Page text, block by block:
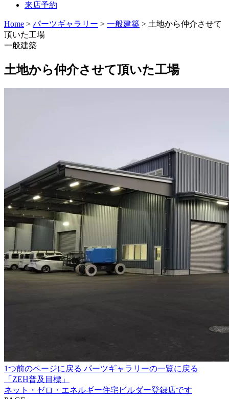
来店予約
Home > パーツギャラリー > 一般建築 > 土地から仲介させて
頂いた工場
一般建築
土地から仲介させて頂いた工場
1つ前のページに戻る パーツギャラリーの一覧に戻る
「ZEH普及目標」
ネット・ゼロ・エネルギー住宅ビルダー登録店です